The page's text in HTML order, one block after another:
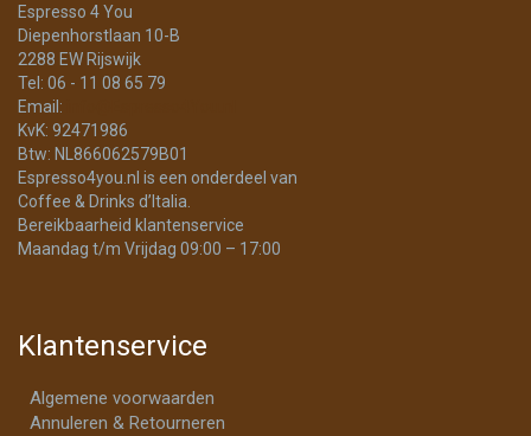
Espresso 4 You
Diepenhorstlaan 10-B
2288 EW Rijswijk
Tel: 06 - 11 08 65 79
Email:
KvK: 92471986
Btw: NL866062579B01
Espresso4you.nl is een onderdeel van
Coffee & Drinks d’Italia.
Bereikbaarheid klantenservice
Maandag t/m Vrijdag 09:00 – 17:00
Klantenservice
Algemene voorwaarden
Annuleren & Retourneren